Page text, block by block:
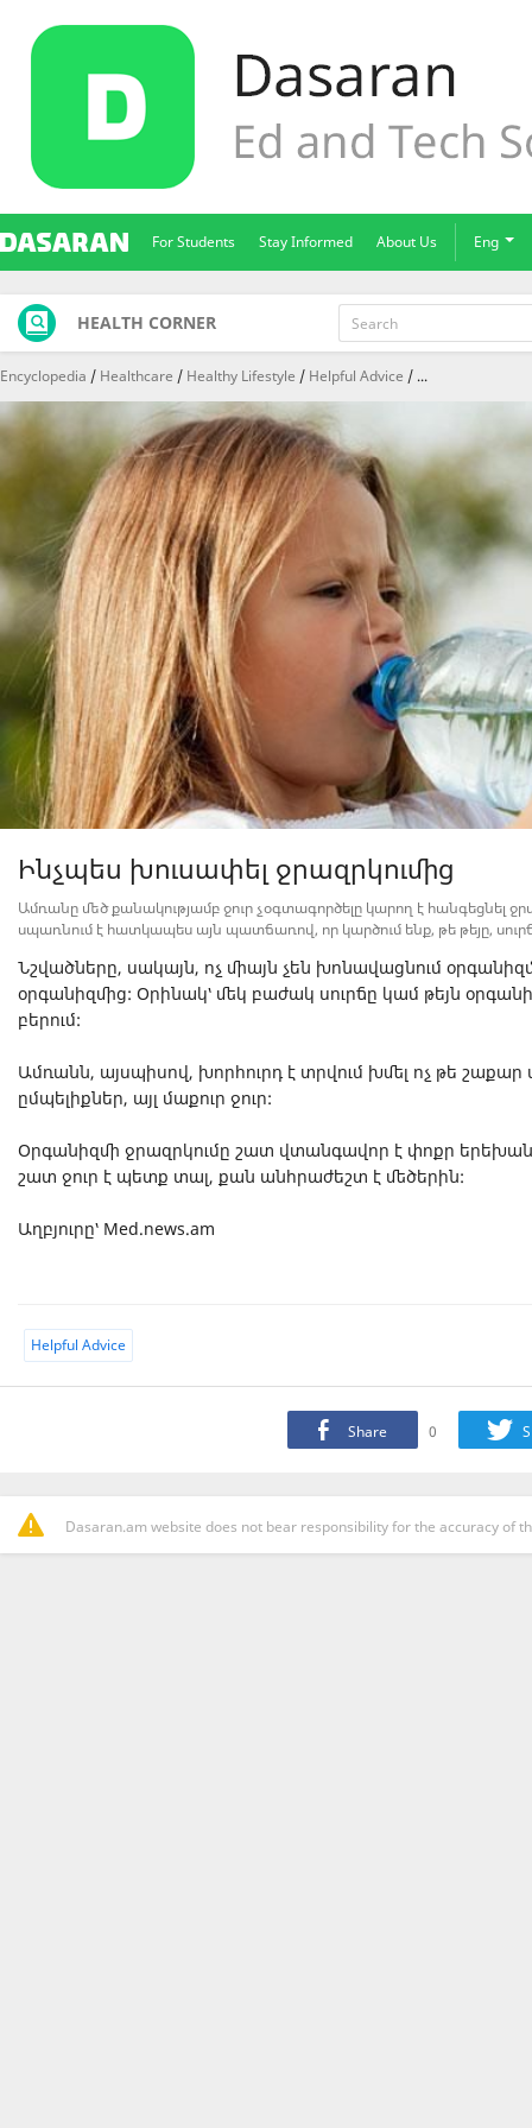
For Students Stay Informed About Us Eng
HEALTH CORNER
Encyclopedia Healthcare Healthy Lifestyle Helpful Advice ...
Ինչպես խուսափել ջրազրկումից
Ամռանը մեծ քանակությամբ ջուր չօգտագործելը կարող է հանգեցնել
սպառնում է հատկապես այն պատճառով, որ կարծում ենք, թե թեյը,
Նշվածները, սակայն, ոչ միայն չեն խոնավացնում
օրգանիզմից: Օրինակ՝ մեկ բաժակ սուրճը կամ թեյն
բերում:
Ամռանն, այսպիսով, խորհուրդ է տրվում խմել ոչ թե
ըմպելիքներ, այլ մաքուր ջուր:
Օրգանիզմի ջրազրկումը շատ վտանգավոր է փոքր
շատ ջուր է պետք տալ, քան անհրաժեշտ է մեծերին:
Աղբյուրը՝ Med.news.am
Helpful Advice
Share 0
Dasaran.am website does not bear responsibility for the accuracy of